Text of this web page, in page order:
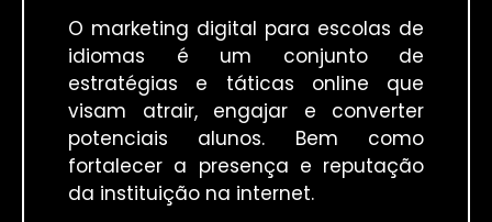
O marketing digital para escolas de
idiomas é um conjunto de
estratégias e táticas online que
visam atrair, engajar e converter
potenciais alunos. Bem como
fortalecer a presença e reputação
da instituição na internet.